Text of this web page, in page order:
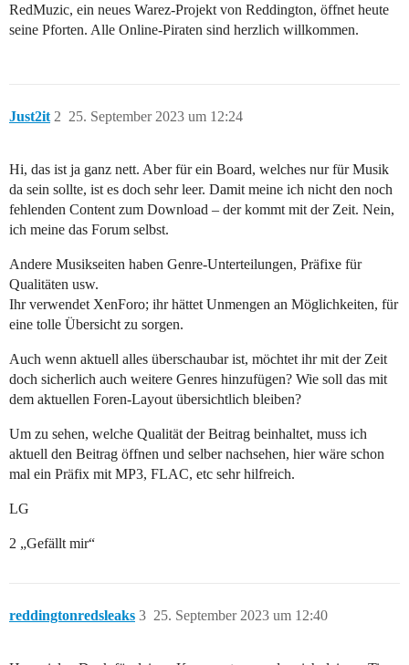
RedMuzic, ein neues Warez-Projekt von Reddington, öffnet heute
seine Pforten. Alle Online-Piraten sind herzlich willkommen.
Just2it 25. September 2023 um 12:24
2
Hi, das ist ja ganz nett. Aber für ein Board, welches nur für Musik
da sein sollte, ist es doch sehr leer. Damit meine ich nicht den noch
fehlenden Content zum Download – der kommt mit der Zeit. Nein,
ich meine das Forum selbst.
Andere Musikseiten haben Genre-Unterteilungen, Präfixe für
Qualitäten usw.
Ihr verwendet XenForo; ihr hättet Unmengen an Möglichkeiten, für
eine tolle Übersicht zu sorgen.
Auch wenn aktuell alles überschaubar ist, möchtet ihr mit der Zeit
doch sicherlich auch weitere Genres hinzufügen? Wie soll das mit
dem aktuellen Foren-Layout übersichtlich bleiben?
Um zu sehen, welche Qualität der Beitrag beinhaltet, muss ich
aktuell den Beitrag öffnen und selber nachsehen, hier wäre schon
mal ein Präfix mit MP3, FLAC, etc sehr hilfreich.
LG
2 „Gefällt mir“
reddingtonredsleaks 25. September 2023 um 12:40
3